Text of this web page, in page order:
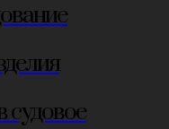
судовое